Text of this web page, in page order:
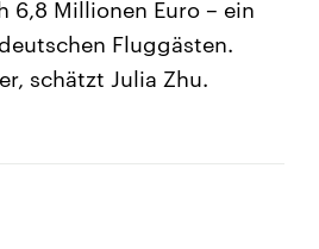
6,8 Millionen Euro – ein
Fluggästen.
schätzt Julia Zhu.